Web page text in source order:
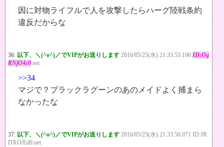
因に対物ライフルで人を攻撃したらハーグ陸戦条約
違反だからな
36: 以下、＼(^o^)／でVIPがお送りします 2016/05/25(水) 21:33:53.190 ID:Og
RNjO4c0.net
>>34
マジで？ブラックラグーンのあのメイドよく捕まら
なかったな
37: 以下、＼(^o^)／でVIPがお送りします 2016/05/25(水) 21:33:56.071 ID:JR
DXO/Ed0.net